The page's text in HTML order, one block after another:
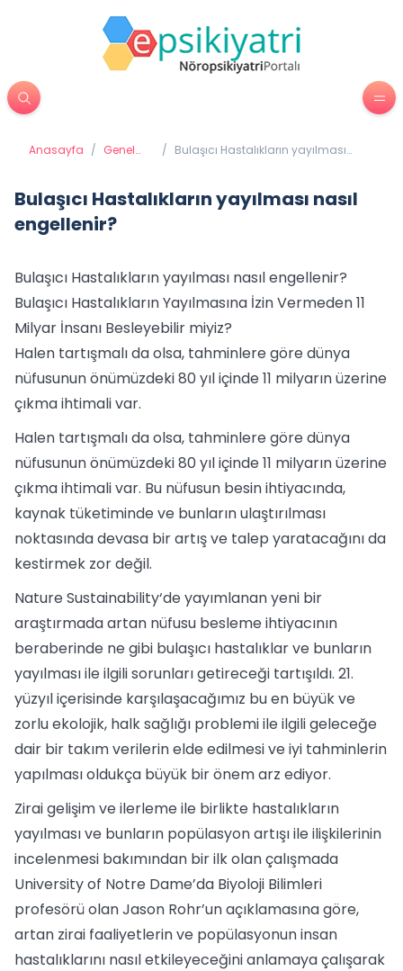
Anasayfa / Genel
/ Bulaşıcı Hastalıkların yayılması
Bulaşıcı Hastalıkların yayılması nasıl
engellenir?
Bulaşıcı Hastalıkların yayılması nasıl engellenir?
Bulaşıcı Hastalıkların Yayılmasına İzin Vermeden 11
Milyar İnsanı Besleyebilir miyiz?
Halen tartışmalı da olsa, tahminlere göre dünya
nüfusunun önümüzdeki 80 yıl içinde 11 milyarın üzerine
çıkma ihtimali var.
Halen tartışmalı da olsa, tahminlere göre dünya
nüfusunun önümüzdeki 80 yıl içinde 11 milyarın üzerine
çıkma ihtimali var. Bu nüfusun besin ihtiyacında,
kaynak tüketiminde ve bunların ulaştırılması
noktasında devasa bir artış ve talep yaratacağını da
kestirmek zor değil.
Nature Sustainability‘de yayımlanan yeni bir
araştırmada artan nüfusu besleme ihtiyacının
beraberinde ne gibi bulaşıcı hastalıklar ve bunların
yayılması ile ilgili sorunları getireceği tartışıldı. 21.
yüzyıl içerisinde karşılaşacağımız bu en büyük ve
zorlu ekolojik, halk sağlığı problemi ile ilgili geleceğe
dair bir takım verilerin elde edilmesi ve iyi tahminlerin
yapılması oldukça büyük bir önem arz ediyor.
Zirai gelişim ve ilerleme ile birlikte hastalıkların
yayılması ve bunların popülasyon artışı ile ilişkilerinin
incelenmesi bakımından bir ilk olan çalışmada
University of Notre Dame’da Biyoloji Bilimleri
profesörü olan Jason Rohr’un açıklamasına göre,
artan zirai faaliyetlerin ve popülasyonun insan
hastalıklarını nasıl etkileyeceğini anlamaya çalışarak